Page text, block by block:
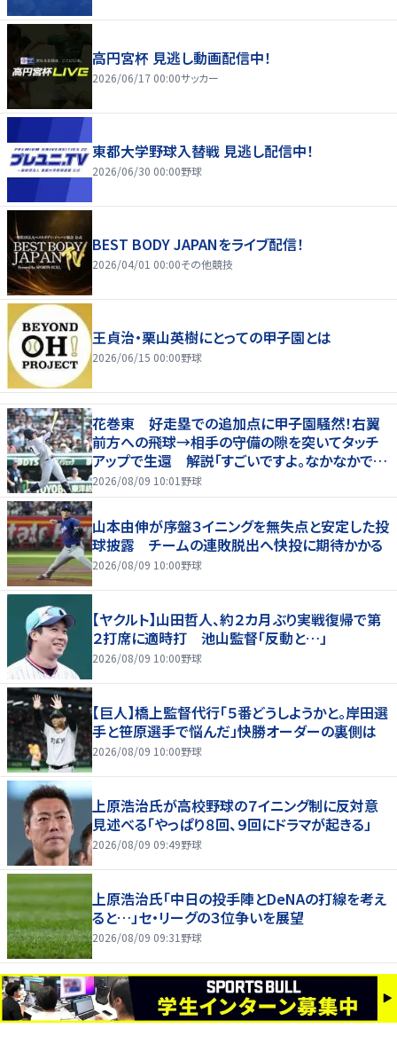
高円宮杯 見逃し動画配信中！
2026/06/17 00:00サッカー
東都大学野球入替戦 見逃し配信中！
2026/06/30 00:00野球
BEST BODY JAPANをライブ配信！
2026/04/01 00:00その他競技
王貞治・栗山英樹にとっての甲子園とは
2026/06/15 00:00野球
花巻東 好走塁での追加点に甲子園騒然！右翼
前方への飛球→相手の守備の隙を突いてタッチ
アップで生還 解説「すごいですよ。なかなかでき
ないプレー」
2026/08/09 10:01 野球
山本由伸が序盤３イニングを無失点と安定した投
球披露 チームの連敗脱出へ快投に期待かかる
2026/08/09 10:00野球
【ヤクルト】山田哲人、約２カ月ぶり実戦復帰で第
２打席に適時打 池山監督「反動と…」
2026/08/09 10:00野球
【巨人】橋上監督代行「５番どうしようかと。岸田選
手と笹原選手で悩んだ」快勝オーダーの裏側は
2026/08/09 10:00野球
上原浩治氏が高校野球の７イニング制に反対意
見述べる「やっぱり８回、９回にドラマが起きる」
2026/08/09 09:49野球
上原浩治氏「中日の投手陣とDeNAの打線を考え
ると…」セ・リーグの３位争いを展望
2026/08/09 09:31 野球